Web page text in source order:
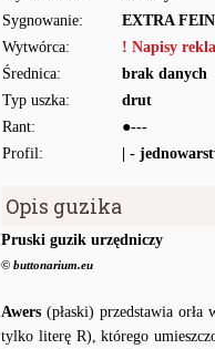
Sygnowanie:
EXTRA FEIN
Wytwórca:
! Napisy
Średnica:
brak danych
Typ uszka:
drut
Rant:
●---
Profil:
| -
Opis guzika
Pruski guzik urzędniczy
© buttonarium.eu
Awers (płaski) przedstawia
tylko literę R), którego